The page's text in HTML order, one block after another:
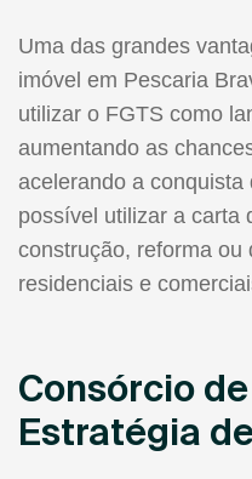
Uma das grandes
imóvel em Pescaria
utilizar o FGTS como
aumentando as
acelerando a conquista
possível utilizar a carta
construção, reforma ou
residenciais e
Consórcio
Estratégia